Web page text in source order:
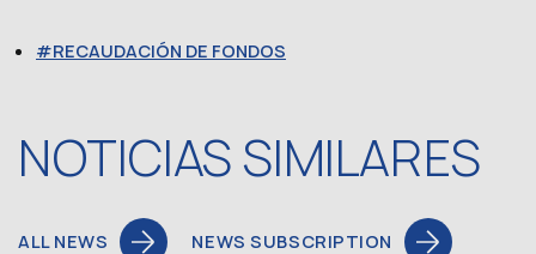
RECAUDACIÓN DE FONDOS
NOTICIAS SIMILARES
ALL NEWS NEWS SUBSCRIPTION